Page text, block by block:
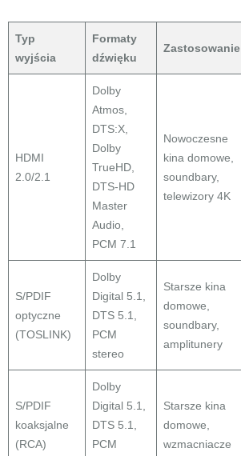
Typ
wyjścia
Formaty
dźwięku
Zastosowanie
HDMI
2.0/2.1
Dolby
Atmos,
DTS:X,
Dolby
TrueHD,
DTS-HD
Master
Audio,
PCM 7.1
Nowoczesne
kina domowe,
soundbary,
telewizory 4K
S/PDIF
optyczne
(TOSLINK)
Dolby
Digital 5.1,
DTS 5.1,
PCM
stereo
Starsze kina
domowe,
soundbary,
amplitunery
S/PDIF
koaksjalne
(RCA)
Dolby
Digital 5.1,
DTS 5.1,
PCM
Starsze kina
domowe,
wzmacniacze